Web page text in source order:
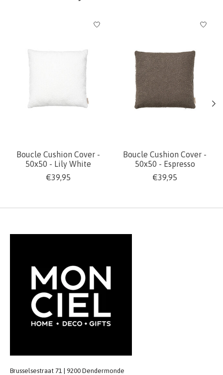
Items van productcarrousel
Boucle Cushion Cover -
50x50 - Lily White
€39,95
Boucle Cushion Cover -
50x50 - Espresso
€39,95
Brusselsestraat 71 | 9200 Dendermonde